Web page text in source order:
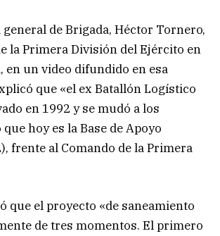
de Brigada, Héctor Tornero,
la Primera División del Ejército en
en un video difundido en esa
que «el ex Batallón Logístico
en 1992 y se mudó a los
hoy es la Base de Apoyo
frente al Comando de la Primera
que el proyecto «de saneamiento
de tres momentos. El primero